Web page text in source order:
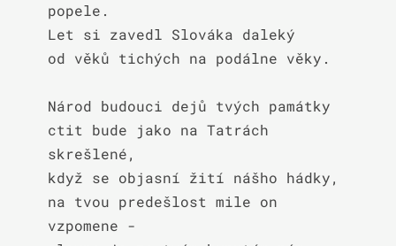
popele.
Let si zavedl Slováka daleký
od věků tichých na podálne věky.
Národ budouci dejů tvých památky
ctit bude jako na Tatrách
skrešlené,
když se objasní žití nášho hádky,
na tvou predešlost mile on
vzpomene -